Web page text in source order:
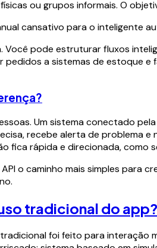
ou grupos informais. O
cansativo para o inteligente
Você pode estruturar fluxos
a sistemas de estoque
Um sistema conectado
recebe alerta de problema
fica rápida e direcionada, como
o caminho mais simples para
tradicional do app?
foi feito para